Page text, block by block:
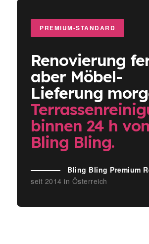
PREMIUM-STANDARD
Renovierung
aber Möbel-
Lieferung
binnen 24 h von
Bling Bling.
Bling Bling Premium
seit 2014 in Österreich